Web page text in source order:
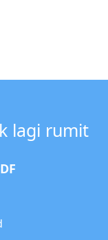
lagi rumit